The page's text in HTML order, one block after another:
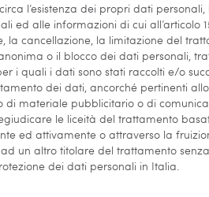
l’esistenza dei propri dati
ed alle informazioni di cui all’articolo
la cancellazione, la limitazione del
o il blocco dei dati personali,
i quali i dati sono stati raccolti e/o
dei dati, ancorché pertinenti
materiale pubblicitario o di
le liceità del trattamento
ed attivamente o attraverso la
un altro titolare del trattamento
dei dati personali in Italia.